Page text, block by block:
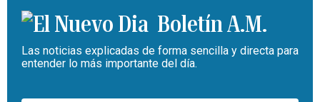
Boletín A.M.
Las noticias explicadas de forma sencilla y directa para
entender lo más importante del día.